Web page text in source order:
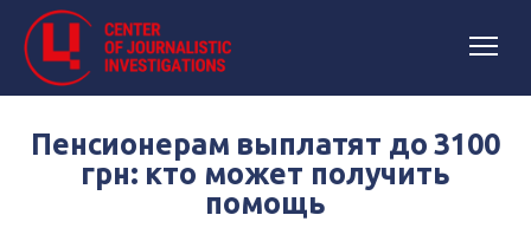
Пенсионерам выплатят до 3100
грн: кто может получить
помощь